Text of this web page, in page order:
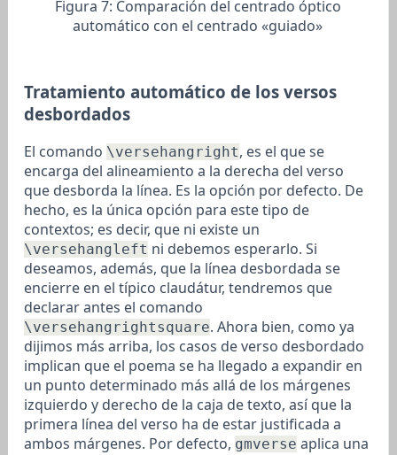
Figura 7: Comparación del centrado óptico
automático con el centrado «guiado»
Tratamiento automático de los versos
desbordados
El comando \versehangright, es el que se
encarga del alineamiento a la derecha del verso
que desborda la línea. Es la opción por defecto. De
hecho, es la única opción para este tipo de
contextos; es decir, que ni existe un
\versehangleft ni debemos esperarlo. Si
deseamos, además, que la línea desbordada se
encierre en el típico claudátur, tendremos que
declarar antes el comando
\versehangrightsquare. Ahora bien, como ya
dijimos más arriba, los casos de verso desbordado
implican que el poema se ha llegado a expandir en
un punto determinado más allá de los márgenes
izquierdo y derecho de la caja de texto, así que la
primera línea del verso ha de estar justificada a
ambos márgenes. Por defecto, gmverse aplica una